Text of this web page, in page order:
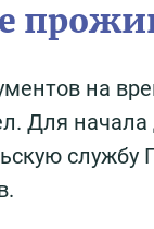
на
Для начала
службу